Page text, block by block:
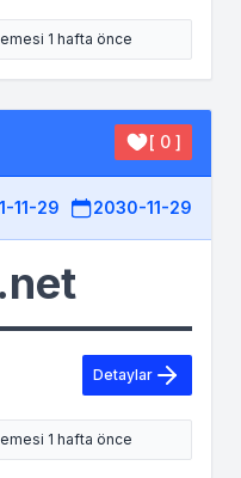
1 hafta önce
[ 0 ]
11-29 2030-11-29
.net
Detaylar
1 hafta önce